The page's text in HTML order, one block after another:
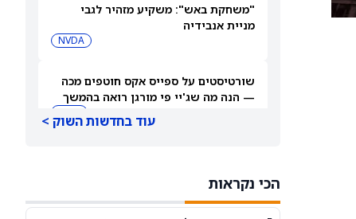
"משחקת באש": משקיע מזהיר לגבי
מניית אנבידיה
NVDA
שורטיסטים על ספייס אקס חוטפים מכה
— הנה מה שג'יי פי מורגן רואה בהמשך
הבא… אבל המותג Cursor עלול להיעלם
עוד בחדשות השוק >
הכי נקראות